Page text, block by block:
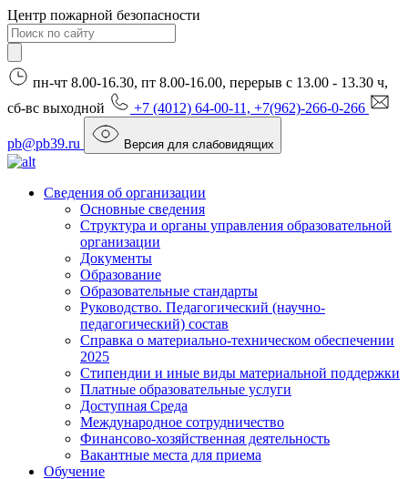
Центр пожарной безопасности
пн-чт 8.00-16.30, пт 8.00-16.00, перерыв с 13.00 - 13.30 ч,
сб-вс выходной
+7 (4012) 64-00-11, +7(962)-266-0-266
pb@pb39.ru Версия для слабовидящих
Сведения об организации
Основные сведения
Структура и органы управления образовательной
организации
Документы
Образование
Образовательные стандарты
Руководство. Педагогический (научно-
педагогический) состав
Справка о материально-техническом обеспечении
2025
Стипендии и иные виды материальной поддержки
Платные образовательные услуги
Доступная Среда
Международное сотрудничество
Финансово-хозяйственная деятельность
Вакантные места для приема
Обучение